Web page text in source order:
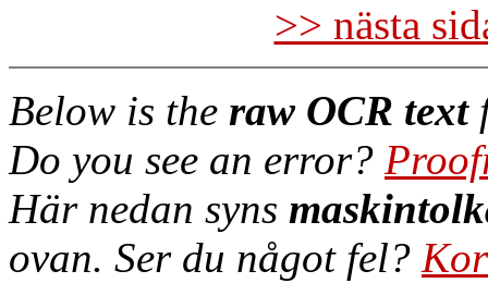
>> nästa
Below is the raw OCR text
Do you see an error?
Här nedan syns
ovan. Ser du något fel?